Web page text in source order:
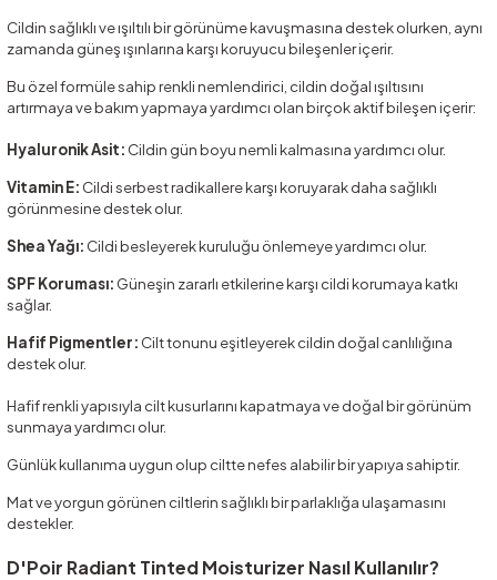
Cildin sağlıklı ve ışıltılı bir görünüme kavuşmasına destek olurken, aynı
zamanda güneş ışınlarına karşı koruyucu bileşenler içerir.
Bu özel formüle sahip renkli nemlendirici, cildin doğal ışıltısını
artırmaya ve bakım yapmaya yardımcı olan birçok aktif bileşen içerir:
Hyaluronik Asit: Cildin gün boyu nemli kalmasına yardımcı olur.
Vitamin E: Cildi serbest radikallere karşı koruyarak daha sağlıklı
görünmesine destek olur.
Shea Yağı: Cildi besleyerek kuruluğu önlemeye yardımcı olur.
SPF Koruması: Güneşin zararlı etkilerine karşı cildi korumaya katkı
sağlar.
Hafif Pigmentler: Cilt tonunu eşitleyerek cildin doğal canlılığına
destek olur.
Hafif renkli yapısıyla cilt kusurlarını kapatmaya ve doğal bir görünüm
sunmaya yardımcı olur.
Günlük kullanıma uygun olup ciltte nefes alabilir bir yapıya sahiptir.
Mat ve yorgun görünen ciltlerin sağlıklı bir parlaklığa ulaşamasını
destekler.
D'Poir Radiant Tinted Moisturizer Nasıl Kullanılır?